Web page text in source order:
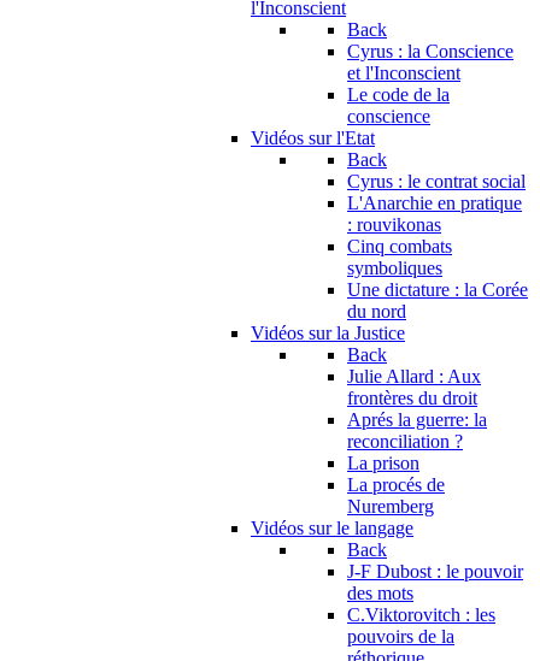
l'Inconscient
Back
Cyrus : la Conscience
et l'Inconscient
Le code de la
conscience
Vidéos sur l'Etat
Back
Cyrus : le contrat social
L'Anarchie en pratique
: rouvikonas
Cinq combats
symboliques
Une dictature : la Corée
du nord
Vidéos sur la Justice
Back
Julie Allard : Aux
frontères du droit
Aprés la guerre: la
reconciliation ?
La prison
La procés de
Nuremberg
Vidéos sur le langage
Back
J-F Dubost : le pouvoir
des mots
C.Viktorovitch : les
pouvoirs de la